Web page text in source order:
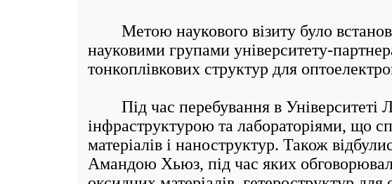
Метою наукового візиту було
науковими групами університету-
тонкоплівкових структур для
Під час перебування в Університеті
інфраструктурою та лабораторіями, що
матеріалів і наноструктур. Також
Амандою Хьюз, під час яких